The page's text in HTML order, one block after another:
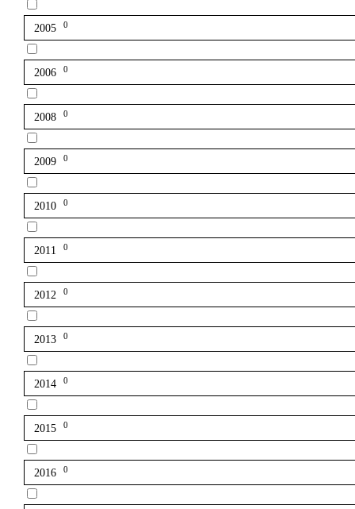
2005 0
2006 0
2008 0
2009 0
2010 0
2011 0
2012 0
2013 0
2014 0
2015 0
2016 0